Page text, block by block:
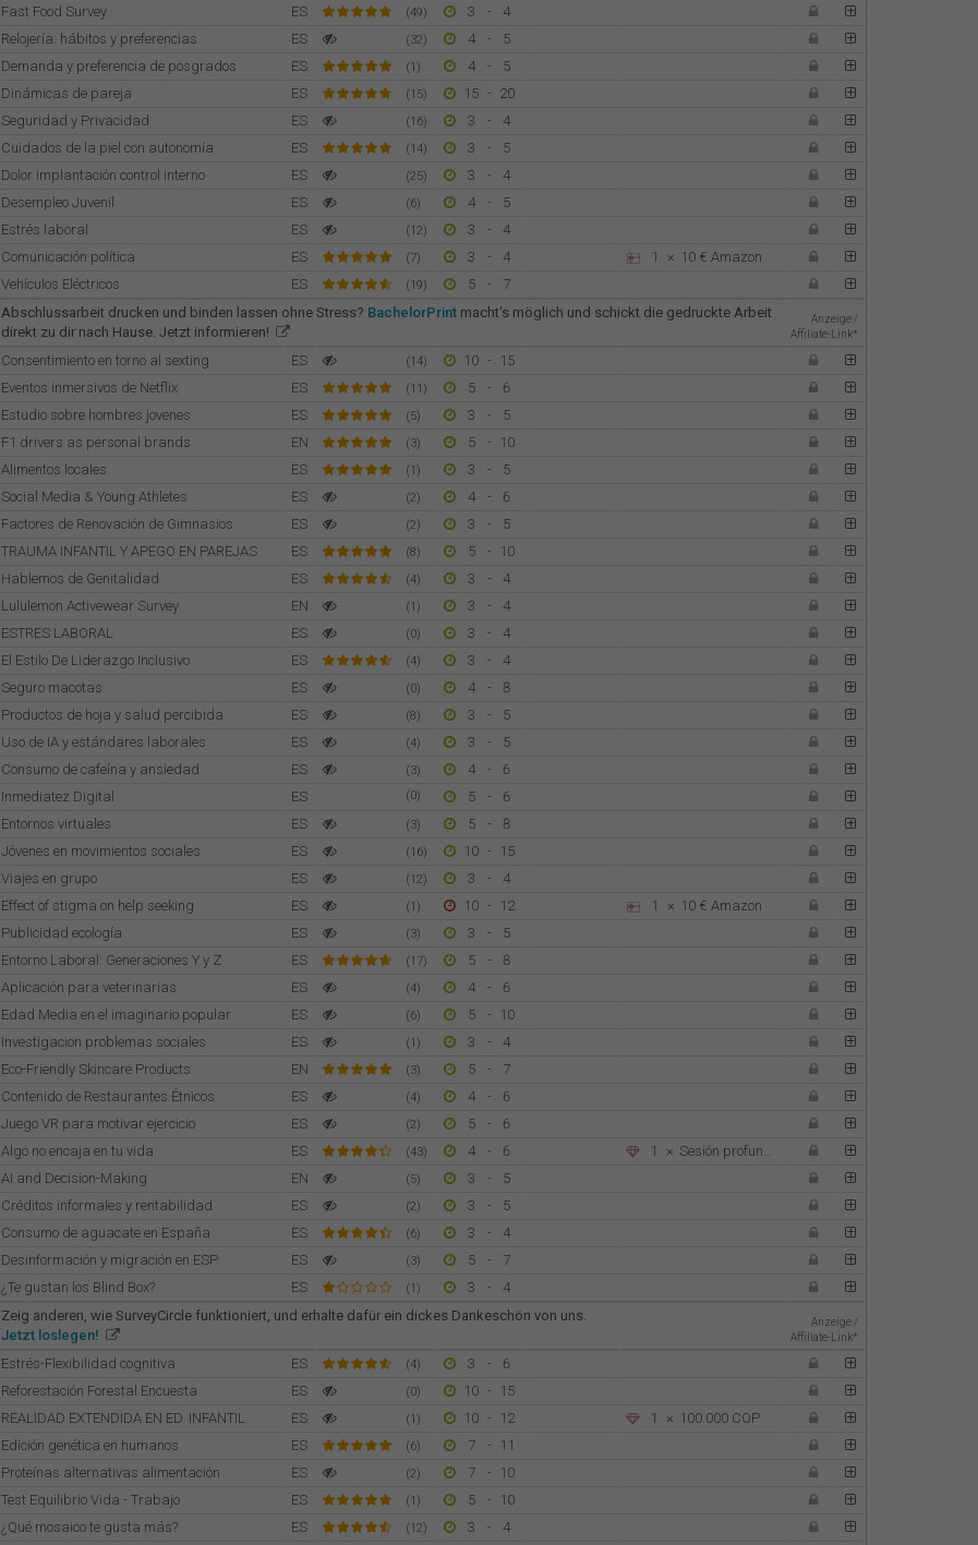
Fast Food Survey ES (49) 3 -
4
Relojería: hábitos y preferencias ES (32) 4 -
5
Demanda y preferencia de posgrados ES (1) 4 -
5
Dinámicas de pareja ES (15) 15 - 20
Seguridad y Privacidad ES (16) 3 -
4
Cuidados de la piel con autonomía ES (14) 3 -
5
Dolor implantación control interno ES (25) 3 -
4
Desempleo Juvenil ES (6) 4 -
5
Estrés laboral ES (12) 3 -
4
Comunicación política ES (7) 3 - 4 1 × 10 € Amazon
Vehículos Eléctricos ES (19) 5 -
7
Abschlussarbeit drucken und binden lassen ohne Stress? BachelorPrint macht's möglich und schickt die gedruckte Arbeit
direkt zu dir nach Hause. Jetzt informieren!
Anzeige /
Affiliate-Link*
Consentimiento en torno al sexting ES (14) 10 -
15
Eventos inmersivos de Netflix ES (11) 5 -
6
Estudio sobre hombres jovenes ES (5) 3 -
5
F1 drivers as personal brands EN (3) 5 -
10
Alimentos locales ES (1) 3 -
5
Social Media & Young Athletes ES (2) 4 -
6
Factores de Renovación de Gimnasios ES (2) 3 -
5
TRAUMA INFANTIL Y APEGO EN PAREJAS ES (8) 5 -
10
Hablemos de Genitalidad ES (4) 3 -
4
Lululemon Activewear Survey EN (1) 3 -
4
ESTRES LABORAL ES (0) 3 -
4
El Estilo De Liderazgo Inclusivo ES (4) 3 -
4
Seguro macotas ES (0) 4 -
8
Productos de hoja y salud percibida ES (8) 3 -
5
Uso de IA y estándares laborales ES (4) 3 -
5
Consumo de cafeína y ansiedad ES (3) 4 -
6
Inmediatez Digital ES (0) 5 -
6
Entornos virtuales ES (3) 5 -
8
Jóvenes en movimientos sociales ES (16) 10 -
15
Viajes en grupo ES (12) 3 -
4
Effect of stigma on help seeking ES (1) 10 - 12 1 × 10 € Amazon
Publicidad ecología ES (3) 3 -
5
Entorno Laboral: Generaciones Y y Z ES (17) 5 -
8
Aplicación para veterinarias ES (4) 4 -
6
Edad Media en el imaginario popular ES (6) 5 -
10
Investigacion problemas sociales ES (1) 3 -
4
Eco-Friendly Skincare Products EN (3) 5 -
7
Contenido de Restaurantes Étnicos ES (4) 4 -
6
Juego VR para motivar ejercicio ES (2) 5 -
6
Algo no encaja en tu vida ES (43) 4 - 6 1 × Sesión profunda autoconocimiento
AI and Decision-Making EN (5) 3 -
5
Créditos informales y rentabilidad ES (2) 3 -
5
Consumo de aguacate en España ES (6) 3 -
4
Desinformación y migración en ESP ES (3) 5 -
7
¿Te gustan los Blind Box? ES (1) 3 -
4
Zeig anderen, wie SurveyCircle funktioniert, und erhalte dafür ein dickes Dankeschön von uns.
Jetzt loslegen!
Anzeige /
Affiliate-Link*
Estrés-Flexibilidad cognitiva ES (4) 3 -
6
Reforestación Forestal Encuesta ES (0) 10 -
15
REALIDAD EXTENDIDA EN ED. INFANTIL ES (1) 10 - 12 1 × 100.000 COP
Edición genética en humanos ES (6) 7 -
11
Proteínas alternativas alimentación ES (2) 7 -
10
Test Equilibrio Vida - Trabajo ES (1) 5 -
10
¿Qué mosaico te gusta más? ES (12) 3 -
4